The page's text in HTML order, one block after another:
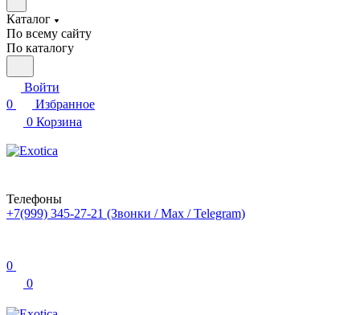
Каталог
По всему сайту
По каталогу
Войти
0
Избранное
0 Корзина
Телефоны
+7(999) 345-27-21 (Звонки / Max / Telegram)
0
0